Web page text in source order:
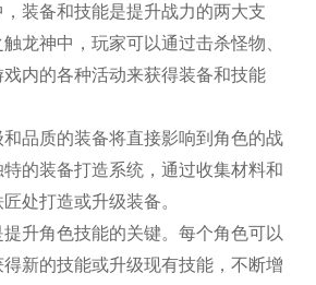
装备和技能是提升战力的两大支
龙神中，玩家可以通过击杀怪物、
内的各种活动来获得装备和技能
品质的装备将直接影响到角色的战
的装备打造系统，通过收集材料和
处打造或升级装备。
升角色技能的关键。每个角色可以
新的技能或升级现有技能，不断增